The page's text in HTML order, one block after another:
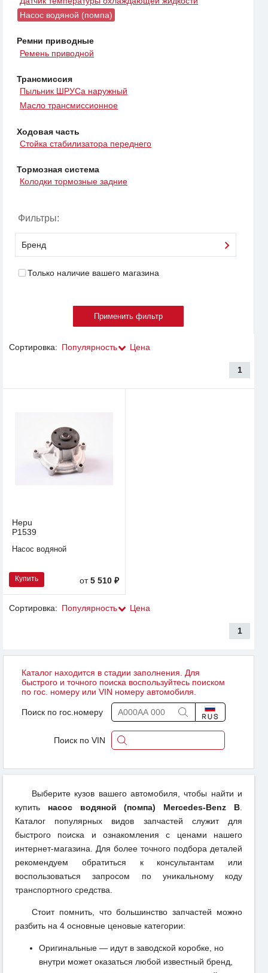
Насос водяной (помпа)
Ремни приводные
Ремень приводной
Трансмиссия
Пыльник ШРУСа наружный
Масло трансмиссионное
Ходовая часть
Стойка стабилизатора переднего
Тормозная система
Колодки тормозные задние
Фильтры:
Бренд
Только наличие вашего магазина
Сортировка: Популярность Цена
1
Hepu
P1539
Насос водяной
Купить от5 510 ₽
Сортировка: Популярность Цена
1
Каталог находится в стадии заполнения. Для
быстрого и точного поиска воспользуйтесь поиском
по гос. номеру или VIN номеру автомобиля.
Поиск по гос.номеру
Поиск по VIN
Выберите кузов вашего автомобиля, чтобы найти и
купить насос водяной (помпа) Mercedes-Benz B
Каталог популярных видов запчастей служит для
быстрого поиска и ознакомления с ценами нашего
интернет-магазина. Для более точного подбора деталей
рекомендуем обратиться к консультантам или
воспользоваться запросом по уникальному коду
транспортного средства.
Стоит помнить, что большинство запчастей можно
разбить на 4 основные ценовые категории:
Оригинальные — идут в заводской коробке, но
внутри может оказаться любой известный бренд,